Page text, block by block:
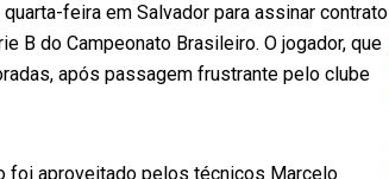
feira em Salvador para assinar contrato
B do Campeonato Brasileiro. O jogador, que
após passagem frustrante pelo clube
foi aproveitado pelos técnicos Marcelo